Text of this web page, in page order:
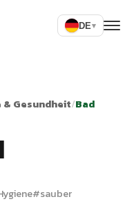
DE▾
& Gesundheit/Bad
#sauber